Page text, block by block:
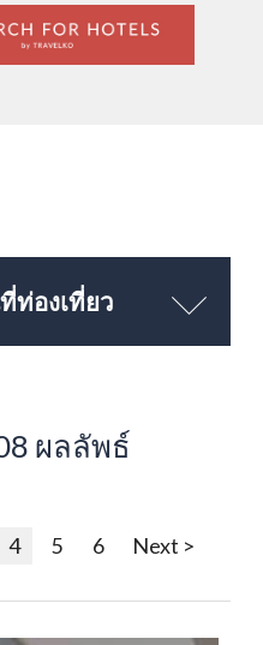
ท่องเที่ยว
ผลลัพธ์
4 5 6 Next >